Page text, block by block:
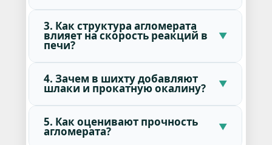
3. Как структура агломерата
влияет на скорость реакций в
печи?
4. Зачем в шихту добавляют
шлаки и прокатную окалину?
5. Как оценивают прочность
агломерата?